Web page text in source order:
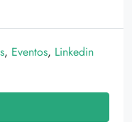
, Eventos, Linkedin